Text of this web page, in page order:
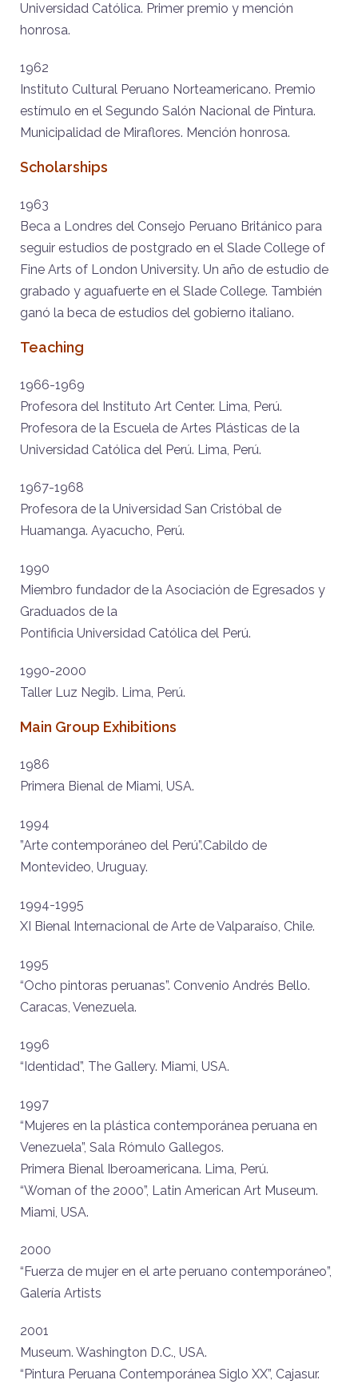
Universidad Católica. Primer premio y mención
honrosa.
1962
Instituto Cultural Peruano Norteamericano. Premio
estímulo en el Segundo Salón Nacional de Pintura.
Municipalidad de Miraflores. Mención honrosa.
Scholarships
1963
Beca a Londres del Consejo Peruano Británico para
seguir estudios de postgrado en el Slade College of
Fine Arts of London University. Un año de estudio de
grabado y aguafuerte en el Slade College. También
ganó la beca de estudios del gobierno italiano.
Teaching
1966-1969
Profesora del Instituto Art Center. Lima, Perú.
Profesora de la Escuela de Artes Plásticas de la
Universidad Católica del Perú. Lima, Perú.
1967-1968
Profesora de la Universidad San Cristóbal de
Huamanga. Ayacucho, Perú.
1990
Miembro fundador de la Asociación de Egresados y
Graduados de la
Pontificia Universidad Católica del Perú.
1990-2000
Taller Luz Negib. Lima, Perú.
Main Group Exhibitions
1986
Primera Bienal de Miami, USA.
1994
”Arte contemporáneo del Perú”.Cabildo de
Montevideo, Uruguay.
1994-1995
XI Bienal Internacional de Arte de Valparaíso, Chile.
1995
“Ocho pintoras peruanas”. Convenio Andrés Bello.
Caracas, Venezuela.
1996
“Identidad”, The Gallery. Miami, USA.
1997
“Mujeres en la plástica contemporánea peruana en
Venezuela”, Sala Rómulo Gallegos.
Primera Bienal Iberoamericana. Lima, Perú.
“Woman of the 2000”, Latin American Art Museum.
Miami, USA.
2000
“Fuerza de mujer en el arte peruano contemporáneo”,
Galería Artists
2001
Museum. Washington D.C., USA.
“Pintura Peruana Contemporánea Siglo XX”, Cajasur.